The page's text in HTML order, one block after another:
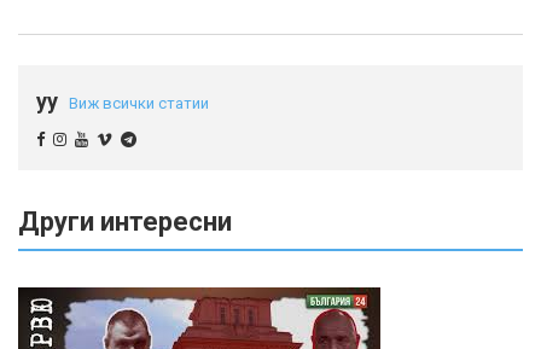
yy Виж всички статии
Други интересни